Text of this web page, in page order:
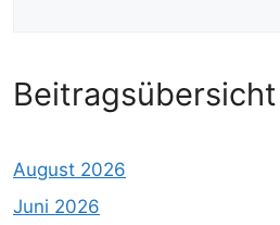
Beitragsübersicht
August 2026
Juni 2026